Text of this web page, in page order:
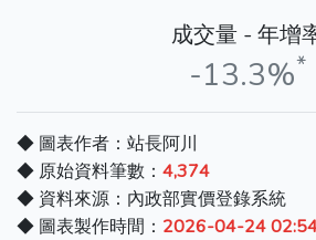
成交量 - 年增
-13.3%*
◆ 圖表作者：站長阿川
◆ 原始資料筆數： 4,374
◆ 資料來源：內政部實價登錄系統
◆ 圖表製作時間： 2026-04-24